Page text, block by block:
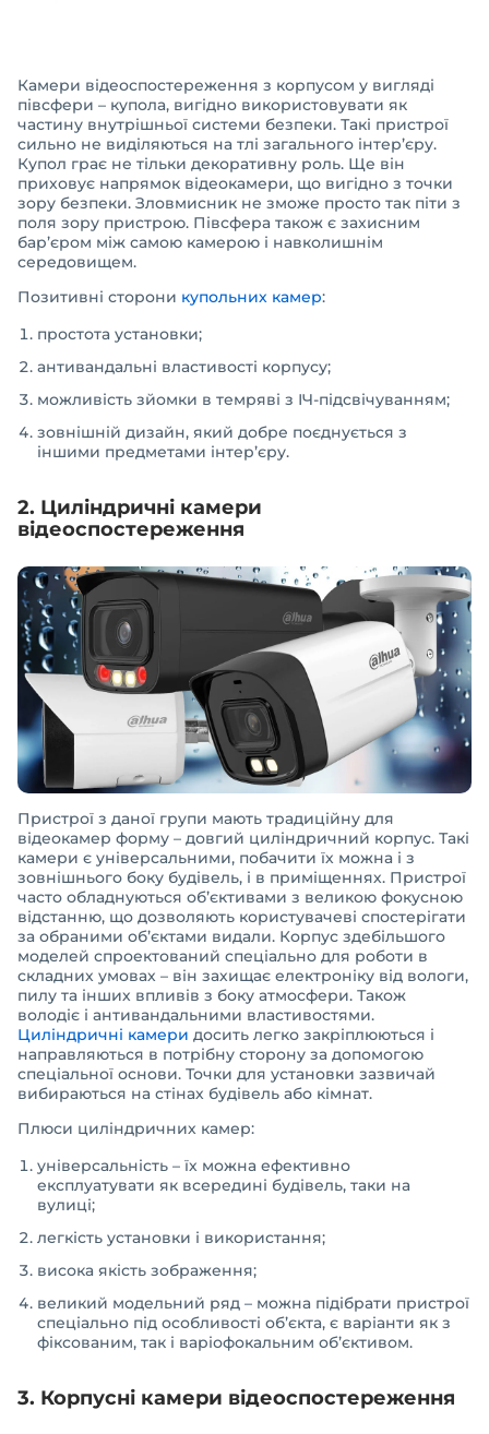
Камери відеоспостереження з корпусом у вигляді
півсфери – купола, вигідно використовувати як
частину внутрішньої системи безпеки. Такі пристрої
сильно не виділяються на тлі загального інтер’єру.
Купол грає не тільки декоративну роль. Ще він
приховує напрямок відеокамери, що вигідно з точки
зору безпеки. Зловмисник не зможе просто так піти з
поля зору пристрою. Півсфера також є захисним
бар’єром між самою камерою і навколишнім
середовищем.
Позитивні сторони купольних камер:
простота установки;
антивандальні властивості корпусу;
можливість зйомки в темряві з ІЧ-підсвічуванням;
зовнішній дизайн, який добре поєднується з
іншими предметами інтер’єру.
2. Циліндричні камери
відеоспостереження
Пристрої з даної групи мають традиційну для
відеокамер форму – довгий циліндричний корпус. Такі
камери є універсальними, побачити їх можна і з
зовнішнього боку будівель, і в приміщеннях. Пристрої
часто обладнуються об’єктивами з великою фокусною
відстанню, що дозволяють користувачеві спостерігати
за обраними об’єктами видали. Корпус здебільшого
моделей спроектований спеціально для роботи в
складних умовах – він захищає електроніку від вологи,
пилу та інших впливів з боку атмосфери. Також
володіє і антивандальними властивостями.
Циліндричні камери досить легко закріплюються і
направляються в потрібну сторону за допомогою
спеціальної основи. Точки для установки зазвичай
вибираються на стінах будівель або кімнат.
Плюси циліндричних камер:
універсальність – їх можна ефективно
експлуатувати як всередині будівель, таки на
вулиці;
легкість установки і використання;
висока якість зображення;
великий модельний ряд – можна підібрати пристрої
спеціально під особливості об’єкта, є варіанти як з
фіксованим, так і варіофокальним об’єктивом.
3. Корпусні камери відеоспостереження